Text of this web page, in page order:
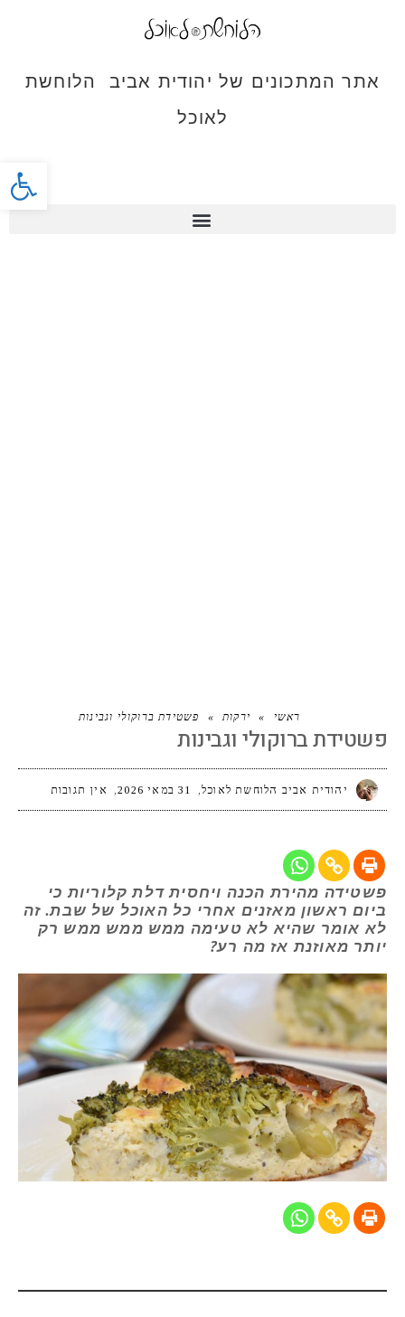
פתח
אתר המתכונים של יהודית אביב הלוחשת
לאוכל
ראשי » ירקות » פשטידת ברוקולי וגבינות
פשטידת ברוקולי וגבינות
יהודית אביב הלוחשת לאוכל 31 במאי 2026 אין תגובות
פשטידה מהירת הכנה ויחסית דלת קלוריות כי
ביום ראשון מאזנים אחרי כל האוכל של שבת. זה
לא אומר שהיא לא טעימה ממש ממש ממש רק
יותר מאוזנת אז מה רע?